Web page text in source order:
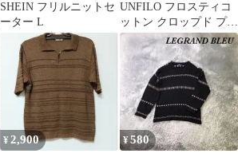
SHEIN フリルニットセ
ーター L
UNFILO フロスティコ
ットン クロップド プル
オーバー M ブルー系
¥2,900 ¥580